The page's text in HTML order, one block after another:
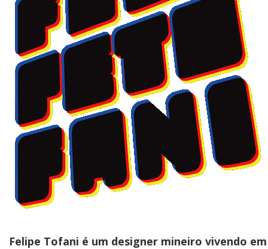
Felipe Tofani é um designer mineiro vivendo em